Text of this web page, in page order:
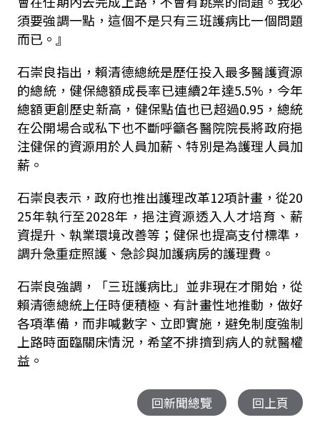
須要強調一點，這個不是只有三班護病比一個問題
而已。』
石崇良指出，賴清德總統是歷任投入最多醫護資源
的總統，健保總額成長率已連續2年達5.5% ，今年
總額更創歷史新高，健保點值也已超過0.95 ，總統
在公開場合或私下也不斷呼籲各醫院院長將政府挹
注健保的資源用於人員加薪、特別是為護理人員加
薪。
石崇良表示，政府也推出護理改革12項計畫，從20
25年執行至2028年，挹注資源透入人才培育、薪
資提升、執業環境改善等；健保也提高支付標準，
調升急重症照護、急診與加護病房的護理費。
石崇良強調，「三班護病比」並非現在才開始，從
賴清德總統上任時便積極、有計畫性地推動，做好
各項準備，而非喊數字、立即實施，避免制度強制
上路時面臨關床情況，希望不排擠到病人的就醫權
益。
回新聞總覽 回上頁